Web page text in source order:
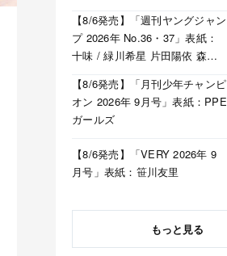
【8/6発売】「週刊ヤングジャン
プ 2026年 No.36・37」表紙：
十味 / 緑川希星 片田陽依 森湖
【8/6発売】「月刊少年チャンピ
オン 2026年 9月号」表紙：PPE
ガールズ
【8/6発売】「VERY 2026年 9
月号」表紙：笹川友里
もっと見る